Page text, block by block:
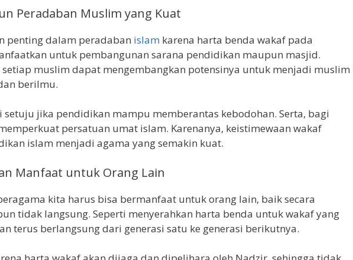
Peradaban Muslim yang Kuat
penting dalam peradaban islam karena harta benda wakaf pada
untuk pembangunan sarana pendidikan maupun masjid.
setiap muslim dapat mengembangkan potensinya untuk menjadi muslim
berilmu.
setuju jika pendidikan mampu memberantas kebodohan. Serta, bagi
persatuan umat islam. Karenanya, keistimewaan wakaf
islam menjadi agama yang semakin kuat.
Manfaat untuk Orang Lain
kita harus bisa bermanfaat untuk orang lain, baik secara
tidak langsung. Seperti menyerahkan harta benda untuk wakaf yang
terus berlangsung dari generasi satu ke generasi berikutnya.